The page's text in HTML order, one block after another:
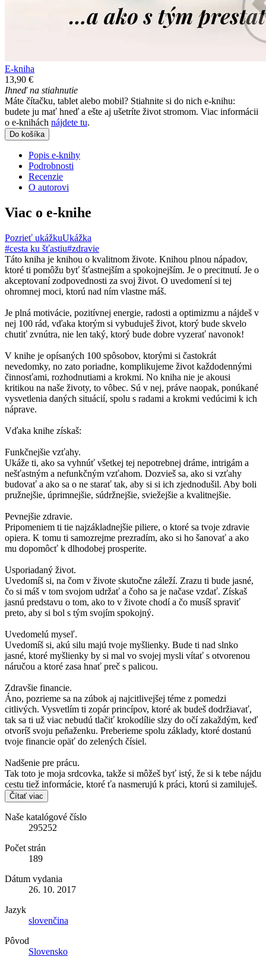
E-kniha
13,90 €
Ihneď na stiahnutie
Máte čítačku, tablet alebo mobil? Stiahnite si do nich e-knihu:
budete ju mať hneď a ešte aj ušetríte život stromom. Viac informácii
o e-knihách nájdete tu.
Do košíka
Popis e-knihy
Podrobnosti
Recenzie
O autorovi
Viac o e-knihe
Pozrieť ukážkuUkážka
#cesta ku šťastiu#zdravie
Táto kniha je knihou o kvalitnom živote. Knihou plnou nápadov,
ktoré ti pomôžu byť šťastnejším a spokojnejším. Je o precitnutí. Je o
akceptovaní zodpovednosti za svoj život. O uvedomení si tej
ohromnej moci, ktorú nad ním vlastne máš.
Je plná motivácie, pozitívnej energie, radosti a optimizmu a nájdeš v
nej 100 rád, vďaka ktorým si vybuduješ život, ktorý bude skvelo
chutiť zvnútra, nie len taký, ktorý bude dobre vyzerať navonok!
V knihe je opísaných 100 spôsobov, ktorými si častokrát
nevedomky, no zato poriadne, komplikujeme život každodennými
činnosťami, rozhodnutiami a krokmi. No kniha nie je akousi
kritikou na naše životy, to vôbec. Sú v nej, práve naopak, ponúkané
vysvetlenia daných situácií, spolu s radami a krokmi vedúcimi k ich
náprave.
Vďaka knihe získaš:
Funkčnejšie vzťahy.
Ukáže ti, ako sa vyhnúť všetkej tej nepotrebnej dráme, intrigám a
nešťastným a nefunkčným vzťahom. Dozvieš sa, ako si vzťahy
budovať a ako sa o ne starať tak, aby si si ich zjednodušil. Aby boli
pružnejšie, úprimnejšie, súdržnejšie, sviežejšie a kvalitnejšie.
Pevnejšie zdravie.
Pripomeniem ti tie najzákladnejšie piliere, o ktoré sa tvoje zdravie
opiera. K tomu ti samozrejme prezradím, ako si ho šanovať a ako
mu dopomôcť k dlhodobej prosperite.
Usporiadaný život.
Uvedomíš si, na čom v živote skutočne záleží. Zrazu ti bude jasné,
čo si máš v tom svojom udržať a čoho sa je načase vzdať. Získaš
jasnú predstavu o tom, ako to v živote chodí a čo musíš spraviť
preto, aby si bol s tým svojím spokojný.
Uvedomelú myseľ.
Uvedomíš si, akú silu majú tvoje myšlienky. Bude ti nad slnko
jasné, ktoré myšlienky by si mal vo svojej mysli vítať s otvorenou
náručou a ktoré zasa hnať preč s palicou.
Zdravšie financie.
Áno, pozrieme sa na zúbok aj najcitlivejšej téme z pomedzi
citlivých. Vysvetlím ti zopár princípov, ktoré ak budeš dodržiavať,
tak sa ti už viac nebudú tlačiť krokodílie slzy do očí zakaždým, keď
otvoríš svoju peňaženku. Preberieme spolu základy, ktoré dostanú
tvoje financie opäť do zelených čísiel.
Nadšenie pre prácu.
Tak toto je moja srdcovka, takže si môžeš byť istý, že si k tebe nájdu
cestu tiež informácie, ktoré ťa nasmerujú k práci, ktorú si zamiluješ.
Čítať viac
Naše katalógové číslo
295252
Počet strán
189
Dátum vydania
26. 10. 2017
Jazyk
slovenčina
Pôvod
Slovensko